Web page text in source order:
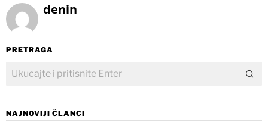
denin
PRETRAGA
NAJNOVIJI ČLANCI